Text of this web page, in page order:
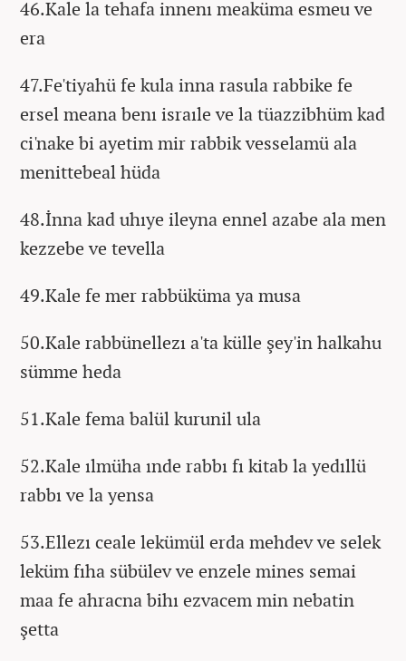
46.Kale la tehafa innenı meaküma esmeu ve
era
47.Fe'tiyahü fe kula inna rasula rabbike fe
ersel meana benı israıle ve la tüazzibhüm kad
ci'nake bi ayetim mir rabbik vesselamü ala
menittebeal hüda
48.İnna kad uhıye ileyna ennel azabe ala men
kezzebe ve tevella
49.Kale fe mer rabbüküma ya musa
50.Kale rabbünellezı a'ta külle şey'in halkahu
sümme heda
51.Kale fema balül kurunil ula
52.Kale ılmüha ınde rabbı fı kitab la yedıllü
rabbı ve la yensa
53.Ellezı ceale lekümül erda mehdev ve selek
leküm fıha sübülev ve enzele mines semai
maa fe ahracna bihı ezvacem min nebatin
şetta